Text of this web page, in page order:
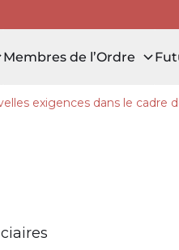
Membres de l’Ordre
Avis publics
exigences dans le cadre